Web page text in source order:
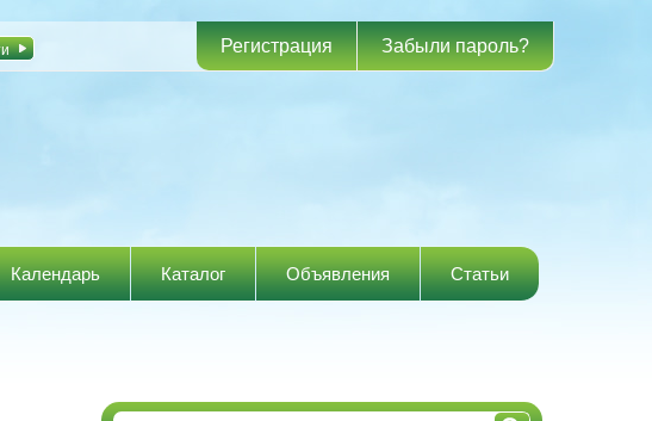
Регистрация Забыли пароль?
Календарь Каталог Объявления Статьи